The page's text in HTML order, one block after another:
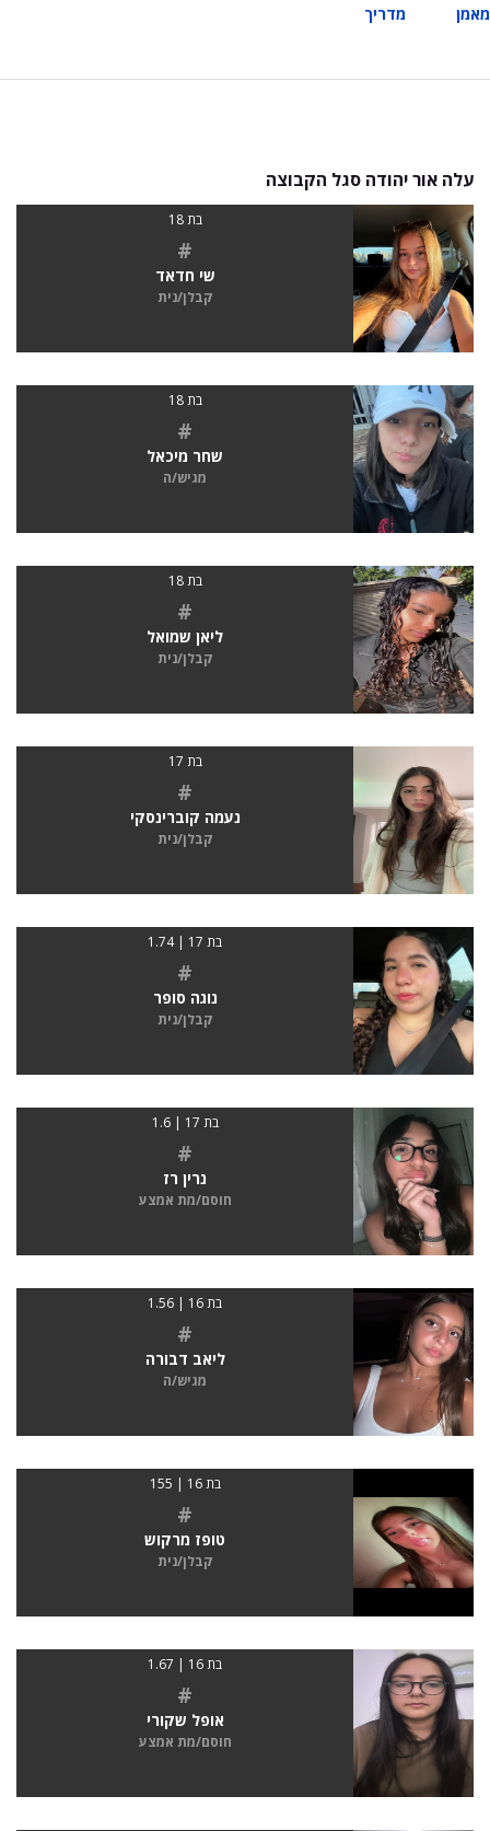
מאמן מדריך
עלה אור יהודה סגל הקבוצה
בת 18
#
שי חדאד
קבלן/נית
בת 18
#
שחר מיכאל
מגיש/ה
בת 18
#
ליאן שמואל
קבלן/נית
בת 17
#
נעמה קוברינסקי
קבלן/נית
בת 17 | 1.74
#
נוגה סופר
קבלן/נית
בת 17 | 1.6
#
נרין רז
חוסם/מת אמצע
בת 16 | 1.56
#
ליאב דבורה
מגיש/ה
בת 16 | 155
#
טופז מרקוש
קבלן/נית
בת 16 | 1.67
#
אופל שקורי
חוסם/מת אמצע